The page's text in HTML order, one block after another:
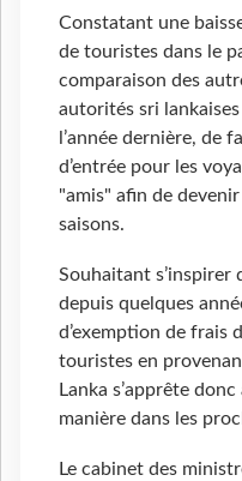
Constatant une
de touristes dans le
comparaison des
autorités sri
l’année dernière, de
d’entrée pour les
"amis" afin de
saisons.
Souhaitant s’inspirer
depuis quelques
d’exemption de frais
touristes en
Lanka s’apprête
manière dans les
Le cabinet des